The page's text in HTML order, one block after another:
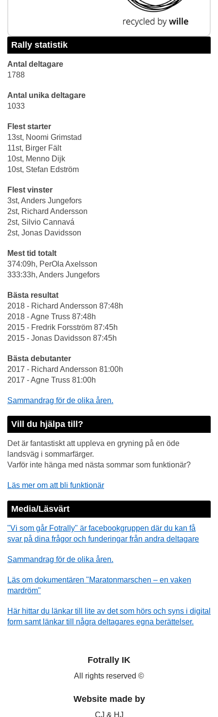
Rally statistik
Antal deltagare
1788
Antal unika deltagare
1033
Flest starter
13st, Noomi Grimstad
11st, Birger Fält
10st, Menno Dijk
10st, Stefan Edström
Flest vinster
3st, Anders Jungefors
2st, Richard Andersson
2st, Silvio Cannavá
2st, Jonas Davidsson
Mest tid totalt
374:09h, PerOla Axelsson
333:33h, Anders Jungefors
Bästa resultat
2018 - Richard Andersson 87:48h
2018 - Agne Truss 87:48h
2015 - Fredrik Forsström 87:45h
2015 - Jonas Davidsson 87:45h
Bästa debutanter
2017 - Richard Andersson 81:00h
2017 - Agne Truss 81:00h
Sammandrag för de olika åren.
Vill du hjälpa till?
Det är fantastiskt att uppleva en gryning på en öde
landsväg i sommarfärger.
Varför inte hänga med nästa sommar som funktionär?
Läs mer om att bli funktionär
Media/Läsvärt
"Vi som går Fotrally" är facebookgruppen där du kan få
svar på dina frågor och funderingar från andra deltagare
Sammandrag för de olika åren.
Läs om dokumentären "Maratonmarschen – en vaken
mardröm"
Här hittar du länkar till lite av det som hörs och syns i digital
form samt länkar till några deltagares egna berättelser.
Fotrally IK
All rights reserved ©
Website made by
CJ & HJ